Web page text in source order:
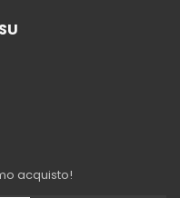
acquisto!